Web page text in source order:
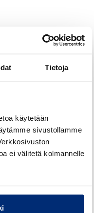
Tietoja
käytetään
sivustollamme
ei välitetä kolmannelle
korkean tason
Euroopan
kehittämisessä.
ja Euroopan
EFTA-maiden
tarkkailijoina.
ja neuvoa